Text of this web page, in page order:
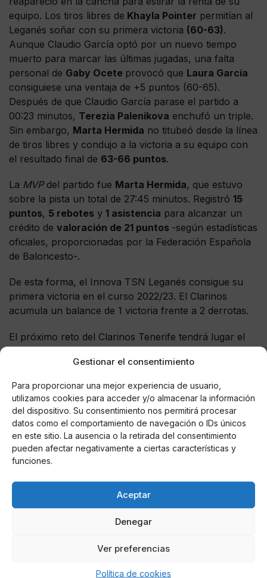
Gestionar el consentimiento
Para proporcionar una mejor experiencia de usuario,
utilizamos cookies para acceder y/o almacenar la información
del dispositivo. Su consentimiento nos permitirá procesar
datos como el comportamiento de navegación o IDs únicos
en este sitio. La ausencia o la retirada del consentimiento
pueden afectar negativamente a ciertas características y
funciones.
Aceptar
Denegar
Ver preferencias
Política de cookies
equipo. Los tiros libres de Khayla Pointer permitían al
Leganés soñar con su primera victoria (60-63).
Aunque Claudio García optó por un nuevo tiempo
muerto para marcar las últimas jugadas, una falta
personal de Gaby Ocete provocó que Laura García
consiguiese una ventaja de +5 puntos (60-65).
Después de que Claudio García parase el partido a
00:23 minutos, Terezia Palenikova enchufó un triple.
Sin embargo, Marta Hermida no titubeó desde la línea
de tiros libres y condujo a la victoria a su equipo con
el resultado final de 63-66 puntos.
La MVP del partido fue Marta Hermida, que estuvo
sobre la pista un total de 27:45 minutos. Registró 15
puntos, 5 rebotes y 1 asistencia para alcanzar un
crédito de valoración de 21 puntos -según estadísticas
oficiales, proporcionadas por la Federación Española
de Baloncesto-.
De esta forma, el Innova TSN Leganés consigue su
primera victoria en el curso 2022/23. El Clarinos
acumula un balance de 1 victoria frente a 2 derrotas.
El próximo reto del Clarinos Tenerife tendrá lugar el
próximo20 de octubre, en el que medirá sus fuerzas
Casademont Zaragozaen el Pabellón
Príncipe Felipe. Por su parte, el Innova TSN Leganés
se enfrentará el 22 de octubrealSpar Gironaen el
Pabellón Europa.
FICHA TÉNICA:
Clarinos Tenerife (63)
(12), G’mrice Davis (9), Esther Montenegro (0), Aisha
Sheppard (3),Tijana Krivacevic (15), Iho López (3) y
Innova TSN Leganés (66):
Marta Hermida (15),
Rebecca Akl (), Sara Sánchez (-), Laura García (11),
Khayla Pointer (14), Alba Sánchez (0), Prescillia Lezin